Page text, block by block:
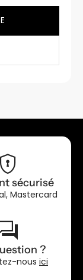
encrypted
sécurisé
Mastercard
?
nous ici